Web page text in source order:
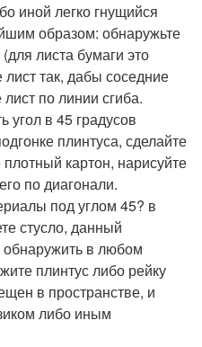
иной легко гнущийся
образом: обнаружьте
листа бумаги это
лист так, дабы соседние
по линии сгиба.
угол в 45 градусов
плинтуса, сделайте
картон, нарисуйте
по диагонали.
под углом 45? в
стусло, данный
обнаружить в любом
плинтус либо рейку
в пространстве, и
либо иным